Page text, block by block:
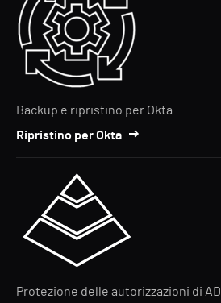
Backup e ripristino per Okta
Ripristino per Okta
Protezione delle autorizzazioni di AD